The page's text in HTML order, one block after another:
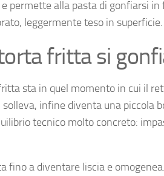
permette alla pasta di gonfiarsi
leggermente teso in superficie.
fritta si
sta in quel momento in cui il
infine diventa una piccola
tecnico molto concreto:
fino a diventare liscia e